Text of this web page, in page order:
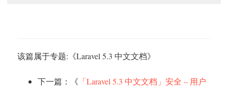
该篇属于专题:《Laravel 5.3 中文文档》
下一篇：《 「Laravel 5.3 中文文档」安全 – 用户